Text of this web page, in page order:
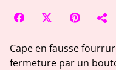
Cape en fausse
fermeture par un